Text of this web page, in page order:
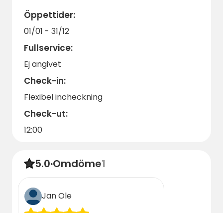
Faciliteter: Vi har inte fått el och vatten
än men det finns ett fint utedass för våra
gäster.
Öppettider:
01/01 - 31/12
Fullservice:
Ej angivet
Check-in:
Flexibel incheckning
Check-ut:
12:00
5.0·Omdöme1
Jan Ole